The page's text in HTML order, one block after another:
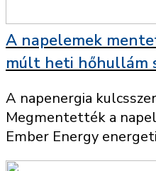
A napelemek
múlt heti hőhullám
A napenergia
Megmentették a
Ember Energy